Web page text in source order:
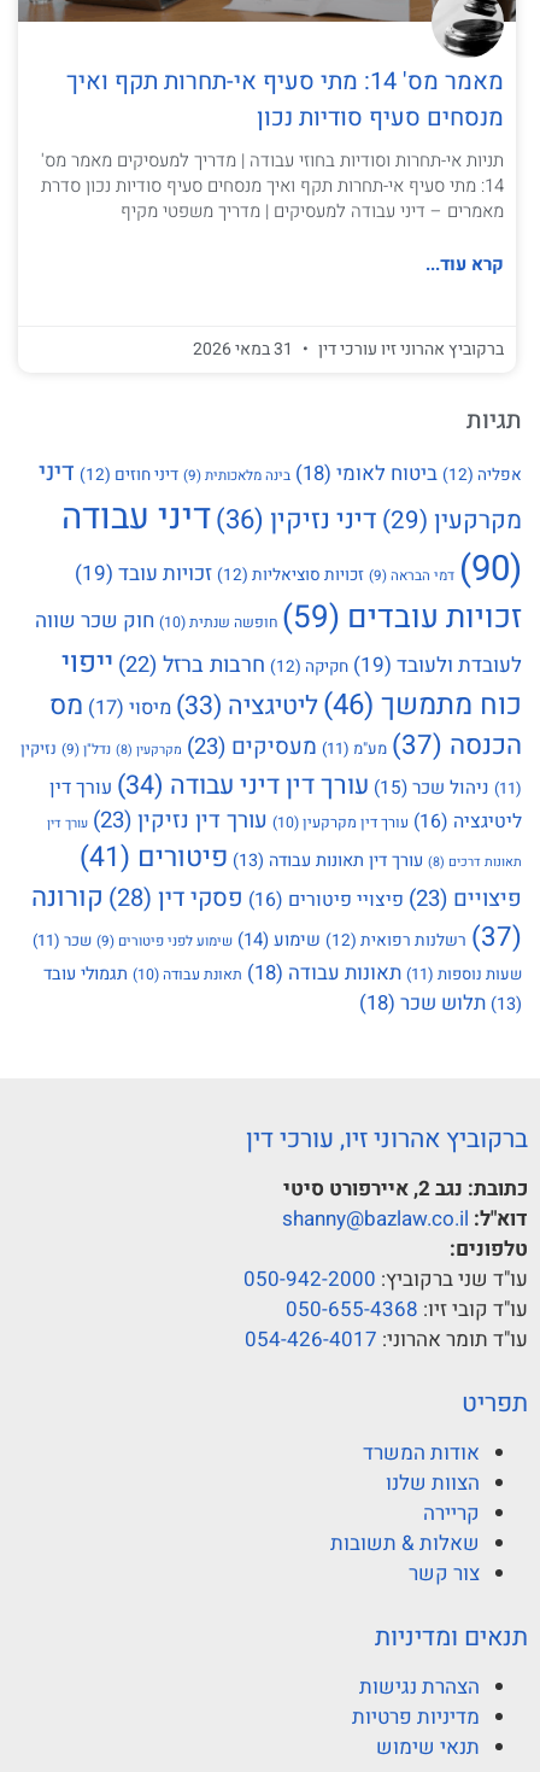
מאמר מס' 14: מתי סעיף אי-תחרות תקף ואיך
מנסחים סעיף סודיות נכון
תניות אי-תחרות וסודיות בחוזי עבודה | מדריך למעסיקים מאמר מס'
14: מתי סעיף אי-תחרות תקף ואיך מנסחים סעיף סודיות נכון סדרת
מאמרים – דיני עבודה למעסיקים | מדריך משפטי מקיף
קרא עוד...
ברקוביץ אהרוני זיו עורכי דין
תגיות
אפליה (12) ביטוח לאומי (18) בינה מלאכותית(9) דיני חוזים (12)
דיני
מקרקעין (29) דיני נזיקין (36)
דיני עבודה
(90)
דמי הבראה(9) זכויות סוציאליות (12) זכויות עובד (19)
זכויות עובדים (59) חופשה שנתית(10)
חוק שכר שווה
לעובדת ולעובד (19) חקיקה (12) חרבות ברזל (22)
ייפוי
כוח מתמשך (46) ליטיגציה (33) מיסוי (17)
מס
הכנסה (37) מע"מ (11) מעסיקים (23) מקרקעין (8) נדל"ן(9)
נזיקין
(11)
ניהול שכר(15) עורך דין דיני עבודה (34)
עורך דין
ליטיגציה (16) עורך דין מקרקעין(10) עורך דין נזיקין(23) עורך דין
תאונות דרכים (8) עורך דין תאונות עבודה (13) פיטורים (41)
פיצויים (23) פיצויי פיטורים (16) פסקי דין (28)
קורונה
(37)
רשלנות רפואית (12) שימוע(14) שימוע לפני פיטורים (9) שכר (11)
שעות נוספות (11) תאונות עבודה (18) תאונת עבודה (10)
תגמולי עובד
(13)
תלוש שכר (18)
ברקוביץ אהרוני זיו, עורכי דין
כתובת: נגב 2, איירפורט סיטי
דוא"ל: shanny@bazlaw.co.il
טלפונים:
עו"ד שני ברקוביץ: 050-942-2000
עו"ד קובי זיו: 050-655-4368
עו"ד תומר אהרוני: 054-426-4017
תפריט
אודות המשרד
הצוות שלנו
קריירה
שאלות & תשובות
צור קשר
תנאים ומדיניות
הצהרת נגישות
מדיניות פרטיות
תנאי שימוש